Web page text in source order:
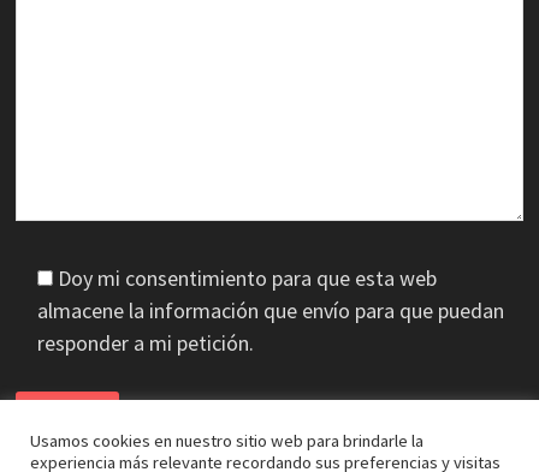
Doy mi consentimiento para que esta web
almacene la información que envío para que puedan
responder a mi petición.
Usamos cookies en nuestro sitio web para brindarle la
experiencia más relevante recordando sus preferencias y visitas